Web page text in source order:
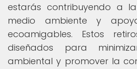
estarás contribuyendo a
medio ambiente y
ecoamigables. Estos
diseñados para
ambiental y promover la